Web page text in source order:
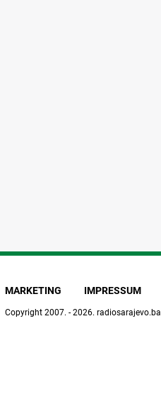
MARKETING IMPRESSUM
Copyright 2007. - 2026. radiosarajevo.ba